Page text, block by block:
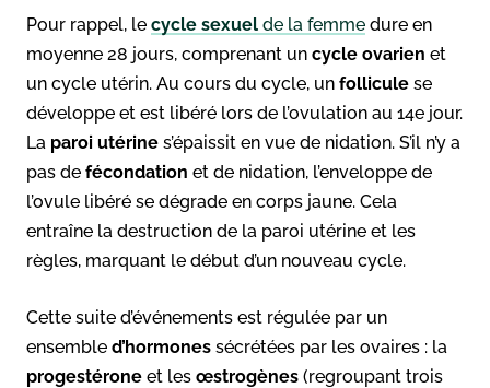
Pour rappel, le cycle sexuel de la femme dure en
moyenne 28 jours, comprenant un cycle ovarien et
un cycle utérin. Au cours du cycle, un follicule se
développe et est libéré lors de l’ovulation au 14e jour.
La paroi utérine s’épaissit en vue de nidation. S’il n’y a
pas de fécondation et de nidation, l’enveloppe de
l’ovule libéré se dégrade en corps jaune. Cela
entraîne la destruction de la paroi utérine et les
règles, marquant le début d’un nouveau cycle.
Cette suite d’événements est régulée par un
ensemble d’hormones sécrétées par les ovaires : la
progestérone et les œstrogènes (regroupant trois